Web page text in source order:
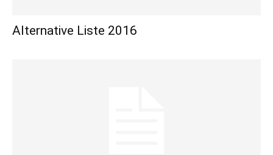
Alternative Liste 2016